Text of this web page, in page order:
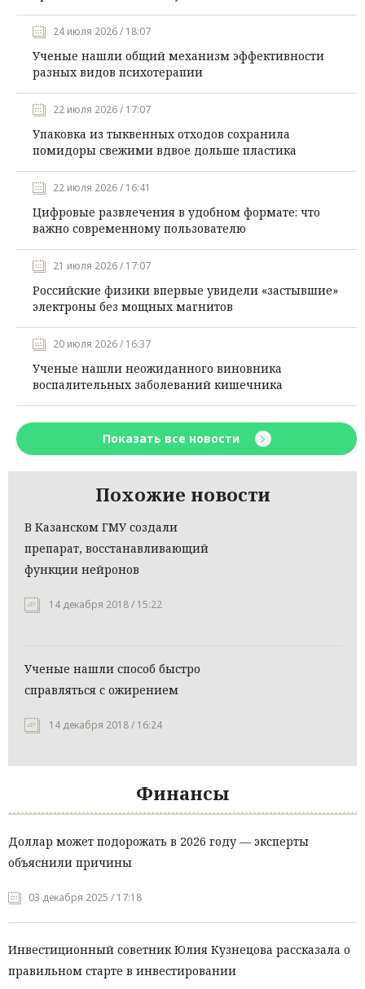
24 июля 2026 / 18:07
Ученые нашли общий механизм эффективности
разных видов психотерапии
22 июля 2026 / 17:07
Упаковка из тыквенных отходов сохранила
помидоры свежими вдвое дольше пластика
22 июля 2026 / 16:41
Цифровые развлечения в удобном формате: что
важно современному пользователю
21 июля 2026 / 17:07
Российские физики впервые увидели «застывшие»
электроны без мощных магнитов
20 июля 2026 / 16:37
Ученые нашли неожиданного виновника
воспалительных заболеваний кишечника
Показать все новости
Похожие новости
В Казанском ГМУ создали
препарат, восстанавливающий
функции нейронов
14 декабря 2018 / 15:22
Ученые нашли способ быстро
справляться с ожирением
14 декабря 2018 / 16:24
Финансы
Доллар может подорожать в 2026 году — эксперты
объяснили причины
03 декабря 2025 / 17:18
Инвестиционный советник Юлия Кузнецова рассказала о
правильном старте в инвестировании